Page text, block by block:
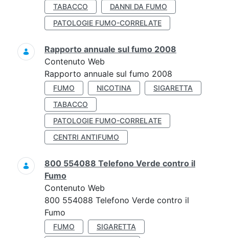
TABACCO
DANNI DA FUMO
PATOLOGIE FUMO-CORRELATE
Rapporto annuale sul fumo 2008
Contenuto Web
Rapporto annuale sul fumo 2008
FUMO NICOTINA
SIGARETTA
TABACCO
PATOLOGIE FUMO-CORRELATE
CENTRI ANTIFUMO
800 554088 Telefono Verde contro il
Fumo
Contenuto Web
800 554088 Telefono Verde contro il
Fumo
FUMO
SIGARETTA